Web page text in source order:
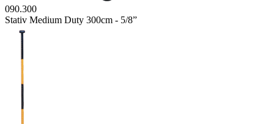
090.300
Stativ Medium Duty 300cm - 5/8”